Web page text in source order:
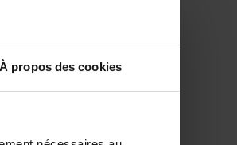
À propos des cookies